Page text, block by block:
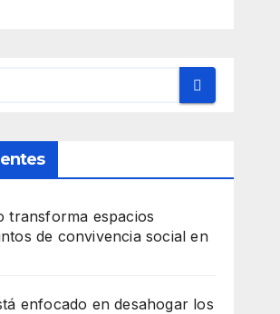
transforma espacios
de convivencia social en
enfocado en desahogar los